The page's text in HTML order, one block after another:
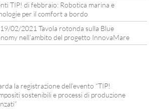
TIP! di febbraio: Robotica marina e
per il comfort a bordo
02/2021 Tavola rotonda sulla Blue
nell’ambito del progetto InnovaMare
la registrazione dell’evento “TIP!
sostenibili e processi di produzione